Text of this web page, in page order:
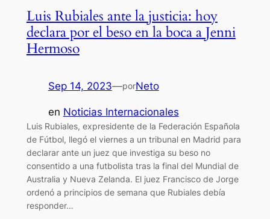
Luis Rubiales ante la justicia: hoy
declara por el beso en la boca a Jenni
Hermoso
Sep 14, 2023—porNeto
en Noticias Internacionales
Luis Rubiales, expresidente de la Federación Española
de Fútbol, llegó el viernes a un tribunal en Madrid para
declarar ante un juez que investiga su beso no
consentido a una futbolista tras la final del Mundial de
Australia y Nueva Zelanda. El juez Francisco de Jorge
ordenó a principios de semana que Rubiales debía
responder…